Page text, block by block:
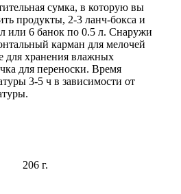
сумка, в которую вы
продукты, 2-3 ланч-бокса и
или 6 банок по 0.5 л. Снаружи
карман для мелочей
для хранения влажных
для переноски. Время
3-5 ч в зависимости от
206 г.